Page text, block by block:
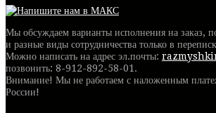
Мы обсуждаем варианты исполнения на заказ,
и разные виды сотрудничества только в
Можно написать на адрес эл.почты:
позвонить: 8-912-892-58-01.
Внимание! Мы не работаем с наложенным
России!